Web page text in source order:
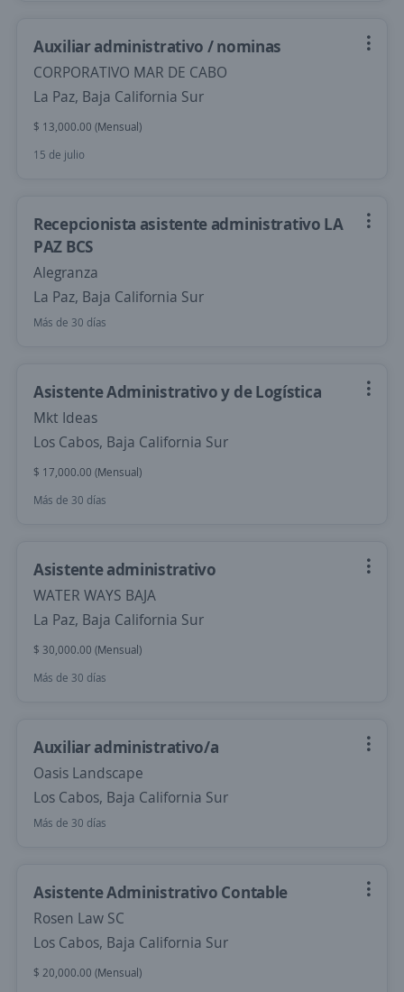
Auxiliar administrativo / nominas
CORPORATIVO MAR DE CABO
La Paz, Baja California Sur
$ 13,000.00 (Mensual)
15 de julio
Recepcionista asistente administrativo LA
PAZ BCS
Alegranza
La Paz, Baja California Sur
Más de 30 días
Asistente Administrativo y de Logística
Mkt Ideas
Los Cabos, Baja California Sur
$ 17,000.00 (Mensual)
Más de 30 días
Asistente administrativo
WATER WAYS BAJA
La Paz, Baja California Sur
$ 30,000.00 (Mensual)
Más de 30 días
Auxiliar administrativo/a
Oasis Landscape
Los Cabos, Baja California Sur
Más de 30 días
Asistente Administrativo Contable
Rosen Law SC
Los Cabos, Baja California Sur
$ 20,000.00 (Mensual)